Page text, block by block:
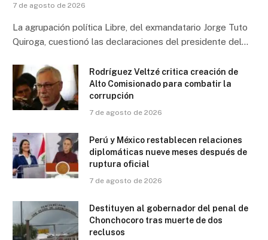
7 de agosto de 2026
La agrupación política Libre, del exmandatario Jorge Tuto
Quiroga, cuestionó las declaraciones del presidente del…
Rodríguez Veltzé critica creación de
Alto Comisionado para combatir la
corrupción
7 de agosto de 2026
Perú y México restablecen relaciones
diplomáticas nueve meses después de
ruptura oficial
7 de agosto de 2026
Destituyen al gobernador del penal de
Chonchocoro tras muerte de dos
reclusos